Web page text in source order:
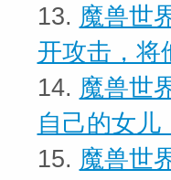
13. 魔兽世
开攻击，将
14. 魔兽世
自己的女儿
15. 魔兽世